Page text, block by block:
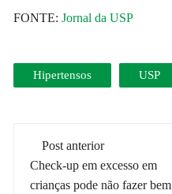
FONTE:Jornal da USP
Hipertensos USP
Navegação
de
Post anterior
Check-up em excesso em
crianças pode não fazer bem